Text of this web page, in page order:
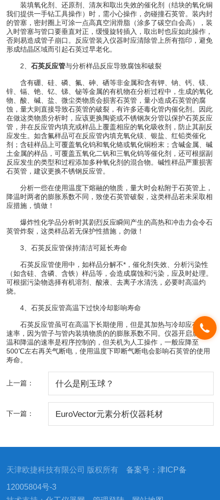
装填氧化剂、还原剂、清灰和取出失效的催化剂（结块的氧化铜
我们提供一手钻工具操作）时，需小心操作，勿碰撞石英管。装内封
的管塞，密封圈上可涂一点高真空润滑脂（涂多了碳空白会高），装
入时管塞与管口要垂直对正，缓慢旋转插入，取出时也应如此操作，
否则易造成管子崩口。反应管装入仪器时应清除管上所有指印，避免
形成结晶区域而引起石英过早老化。
2、石英反应管与分析样品反应导致腐蚀和破裂
含有硼、硅、磷、氟、砷、硒等非金属和含有钾、钠、钙、镁、
锌、镉、铯、钇、锑、铋等金属的有机物在分析过程中，生成的氧化
物、酸、碱、盐、微尘类物质会损害石英管，量小造成石英管的腐
蚀，量大则直接导致石英管的破裂，有许多还毒化管内催化剂。因此
在做这类物质分析时，应该更换陶瓷或不锈钢灰分管以保护石英反应
管，并在反应管内填充或样品上覆盖相应的氧化吸收剂，防止其副反
应发生。如含氟样品可在反应管内填充氧化镁、银盐、红铅类催化
剂；含硅样品上可覆盖氧化钨和氧化铬或氧化铜粉末；含碱金属、碱
土金属的样品，可覆盖五氧化二钒和三氧化钨等催化剂，还可根据副
反应发生的类型和过程添加多种氧化剂的混合物。碱性样品严重损害
石英管，建议更换不锈钢反应管。
分析一些在使用温度下熔融的物质，量大时会粘附于石英管上，
降温时两者的膨胀系数不同，致使石英管破裂，这类样品若未采取相
应措施，慎做！
爆炸性化学品分析时其剧烈反应瞬间产生的高热和冲击力会令石
英管炸裂，这类样品若无保护性措施，勿做！
3、石英反应管保持清洁可延长寿命
石英反应管使用中，如样品分解不*，催化剂失效、分析污染性
（如含硅、含磷、含铁）样品等，会造成腐蚀和污染，应及时处理。
可根据污染物选择有机溶剂、酸液、去离子水清洗，必要时高温灼
烧。
4、石英反应管高温下过快冷却影响寿命
石英反应管虽可在高温下长期使用，但是其加热与冷却应有一定
速率，因为管子与管内装填物质的的膨胀系数不同。仪器开启后，升
温和降温的速率是程序控制的，但关机为人工操作，一般应降至
500℃左右再关气断电，使用温度下即断气断电会影响石英管的使用
寿命。
上一篇： 什么是刚玉球？
下一篇： EuroVector元素分析仪器耗材
天津欧捷科技有限公司 版权所有备案号：津ICP备
12005804号-3